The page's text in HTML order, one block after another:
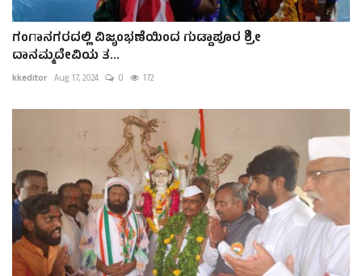
ಗಂಗಾನಗರದಲ್ಲಿ ವಿಜೃಂಭಣೆಯಿಂದ ಗುಡ್ದಾಪೂರ ಶ್ರೀ
ದಾನಮ್ಮದೇವಿಯ ತ...
kkeditor Aug 17, 2024 0 172